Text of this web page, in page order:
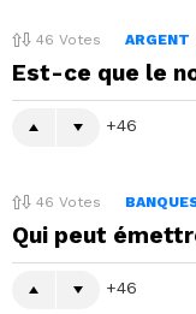
46 Votes ARGENT
Est-ce que le
46
46 Votes
Qui peut
46